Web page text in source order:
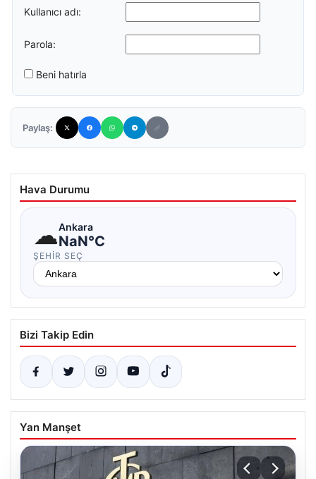
Kullanıcı adı:
Parola:
Beni hatırla
Paylaş:
Hava Durumu
☁Ankara
NaN°C
ŞEHIR SEÇ
Bizi Takip Edin
Yan Manşet